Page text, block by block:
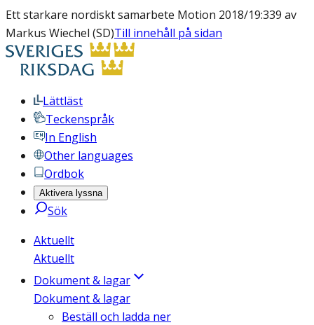
Ett starkare nordiskt samarbete Motion 2018/19:339 av
Markus Wiechel (SD)Till innehåll på sidan
Lättläst
Teckenspråk
In English
Other languages
Ordbok
Aktivera lyssna
Sök
Aktuellt
Aktuellt
Dokument & lagar
Dokument & lagar
Beställ och ladda ner